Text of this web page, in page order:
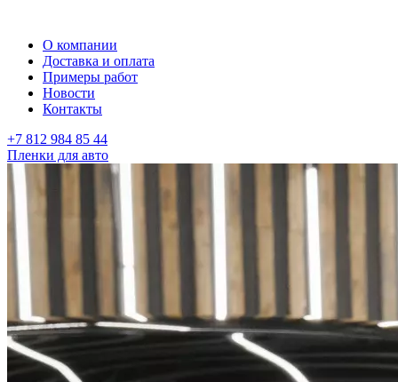
О компании
Доставка и оплата
Примеры работ
Новости
Контакты
+7 812 984 85 44
Пленки для авто